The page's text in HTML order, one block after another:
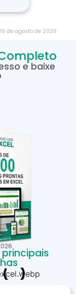
de agosto de 2026
e baixe